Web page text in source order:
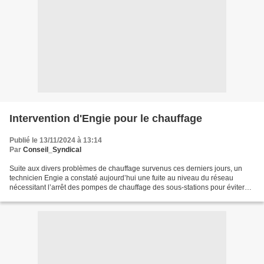
Intervention d'Engie pour le chauffage
Publié le 13/11/2024 à 13:14
Par Conseil_Syndical
Suite aux divers problèmes de chauffage survenus ces derniers jours, un
technicien Engie a constaté aujourd’hui une fuite au niveau du réseau
nécessitant l’arrêt des pompes de chauffage des sous-stations pour éviter